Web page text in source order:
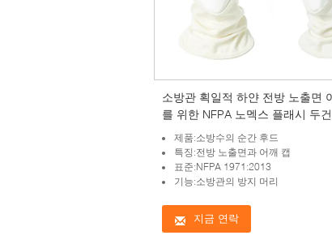
소방관 획일적 하얀 전방 노출면
를 위한 NFPA 노멕스 플래시 두건
제품:소방수의 순간 후드
특징:전방 노출면과 어깨 캡
표준:NFPA 1971:2013
기능:소방관의 방지 머리
지금 연락